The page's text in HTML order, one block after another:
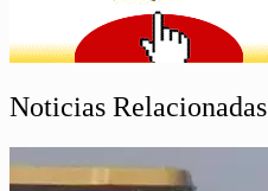
Noticias Relacionadas